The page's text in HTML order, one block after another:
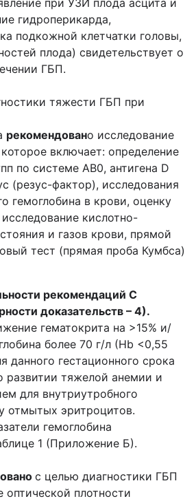
при УЗИ плода асцита и
гидроперикарда,
подкожной клетчатки головы,
плода) свидетельствует о
ГБП.
тяжести ГБП при
рекомендовано исследование
включает: определение
по системе АВ0, антигена D
(резус-фактор), исследования
гемоглобина в крови, оценку
кислотно-
и газов крови, прямой
тест (прямая проба Кумбса)
рекомендаций С
доказательств – 4).
гематокрита на >15% и/
более 70 г/л (Нb <0,55
гестационного срока
развитии тяжелой анемии и
для внутриутробного
отмытых эритроцитов.
гемоглобина
1 (Приложение Б).
с целью диагностики ГБП
оптической плотности